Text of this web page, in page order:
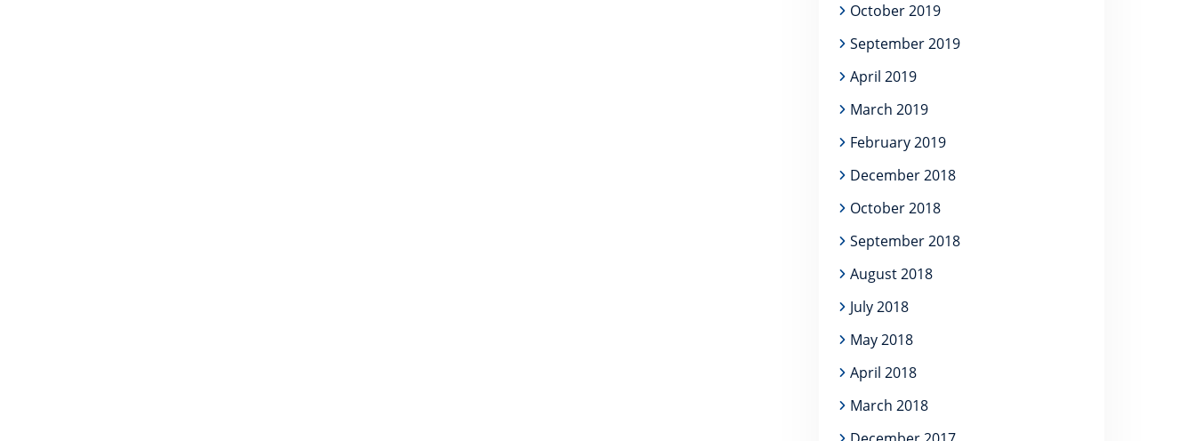
October 2019
September 2019
April 2019
March 2019
February 2019
December 2018
October 2018
September 2018
August 2018
July 2018
May 2018
April 2018
March 2018